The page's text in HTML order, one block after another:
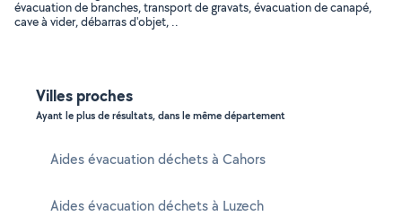
évacuation de branches, transport de gravats, évacuation de canapé,
cave à vider, débarras d'objet, ..
Villes proches
Ayant le plus de résultats, dans le même département
Aides évacuation déchets à Cahors
Aides évacuation déchets à Luzech